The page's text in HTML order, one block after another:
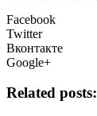
Facebook
Twitter
Вконтакте
Google+
Related posts: